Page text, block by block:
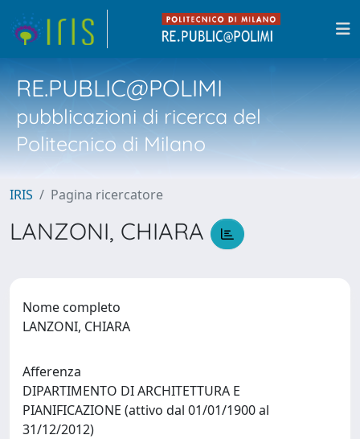
RE.PUBLIC@POLIMI
pubblicazioni di ricerca del
Politecnico di Milano
IRIS Pagina ricercatore
LANZONI, CHIARA
Nome completo
LANZONI, CHIARA
Afferenza
DIPARTIMENTO DI ARCHITETTURA E
PIANIFICAZIONE (attivo dal 01/01/1900 al
31/12/2012)